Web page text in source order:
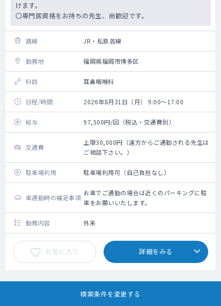
けます。
〇専門医資格をお持ちの先生、尚歓迎です。
路線 JR・私鉄各線
勤務地 福岡県福岡市博多区
科目 耳鼻咽喉科
日程/時間 2026年8月31日（月） 9:00～17:00
給与 97,500円/回（税込・交通費別）
交通費
上限30,000円（遠方からご通勤される先生は
ご相談下さい。）
駐車場利用 駐車場利用可（自己負担なし）
車通勤時の補足事項
お車でご通勤の場合は近くのパーキングに駐
車をお願いいたします。
勤務内容 外来
お気に入り 詳細をみる
病院 定期非常勤でも募集中
検索条件を変更する